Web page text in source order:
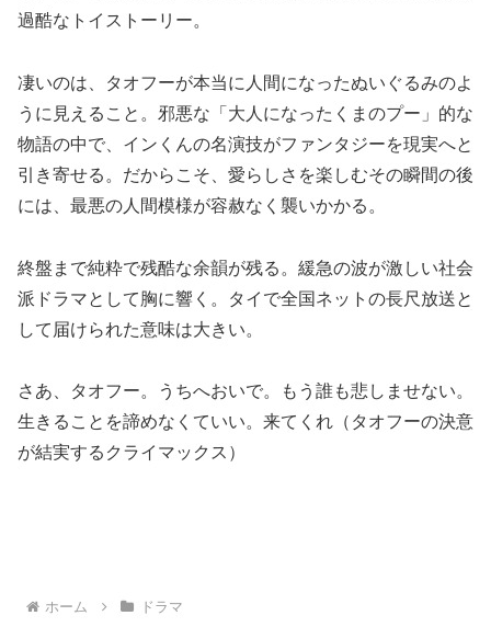
過酷なトイストーリー。
凄いのは、タオフーが本当に人間になったぬいぐるみのよ
うに見えること。邪悪な「大人になったくまのプー」的な
物語の中で、インくんの名演技がファンタジーを現実へと
引き寄せる。だからこそ、愛らしさを楽しむその瞬間の後
には、最悪の人間模様が容赦なく襲いかかる。
終盤まで純粋で残酷な余韻が残る。緩急の波が激しい社会
派ドラマとして胸に響く。タイで全国ネットの長尺放送と
して届けられた意味は大きい。
さあ、タオフー。うちへおいで。もう誰も悲しませない。
生きることを諦めなくていい。来てくれ（タオフーの決意
が結実するクライマックス）
ホーム ドラマ